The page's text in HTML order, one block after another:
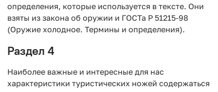
определения, которые используется в тексте. Они
взяты из закона об оружии и ГОСТа Р 51215-98
(Оружие холодное. Термины и определения).
Раздел 4
Наиболее важные и интересные для нас
характеристики туристических ножей содержаться